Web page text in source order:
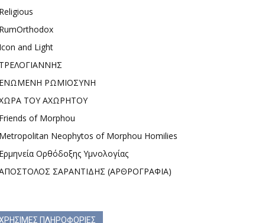
and Light
ΡΩΜΙΟΣΥΝΗ
ΤΟΥ ΑΧΩΡΗΤΟΥ
of Morphou
Neophytos of Morphou Homilies
Ορθόδοξης Υμνολογίας
ΣΑΡΑΝΤΙΔΗΣ (ΑΡΘΡΟΓΡΑΦΙΑ)
ΠΛΗΡΟΦΟΡΙΕΣ